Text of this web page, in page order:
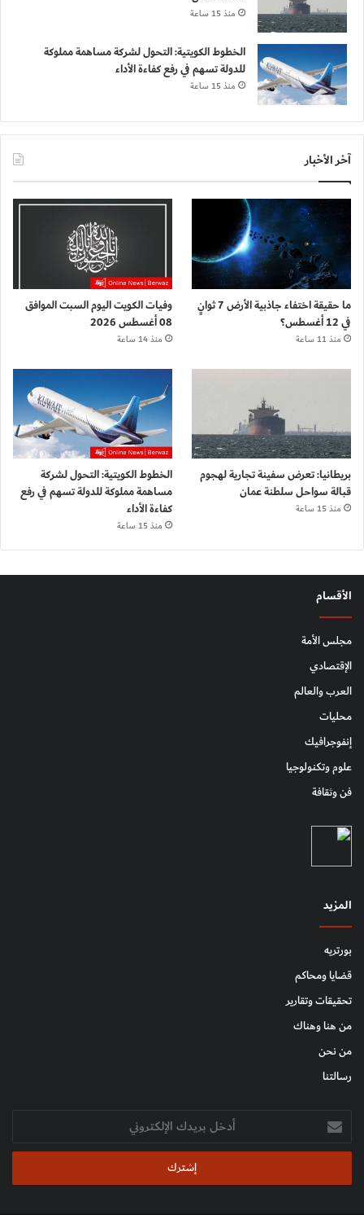
منذ 15 ساعة
الخطوط الكويتية: التحول لشركة مساهمة مملوكة
للدولة تسهم في رفع كفاءة الأداء
منذ 15 ساعة
آخر الأخبار
ما حقيقة اختفاء جاذبية الأرض 7 ثوانٍ
في 12 أغسطس؟
منذ 11 ساعة
وفيات الكويت اليوم السبت الموافق
08 أغسطس 2026
منذ 14 ساعة
بريطانيا: تعرض سفينة تجارية لهجوم
قبالة سواحل سلطنة عمان
منذ 15 ساعة
الخطوط الكويتية: التحول لشركة
مساهمة مملوكة للدولة تسهم في رفع
كفاءة الأداء
منذ 15 ساعة
الأقسام
مجلس الأمة
الإقتصادي
العرب والعالم
محليات
إنفوجرافيك
علوم وتكنولوجيا
فن وثقافة
المزيد
بورتريه
قضايا ومحاكم
تحقيقات وتقارير
من هنا وهناك
من نحن
رسالتنا
أدخل
بريدك
الإلكتروني